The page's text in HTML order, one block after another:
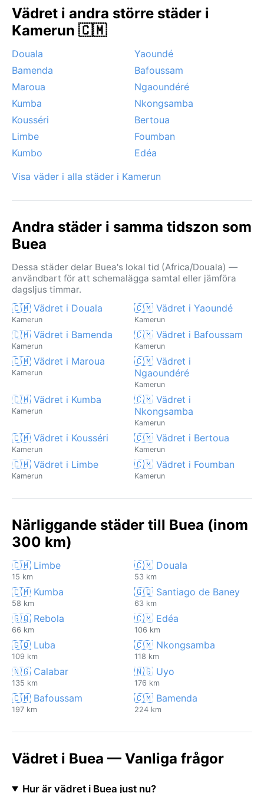
under sommarmånaderna, ofta i kombination med
dimma som rullar in från sidan. Orkaner är mycket
översvämningar i backiga gator.
Vädret i andra större städer i
Kamerun 🇨🇲
Douala
Yaoundé
Bamenda
Bafoussam
Maroua
Ngaoundéré
Kumba
Nkongsamba
Kousséri
Bertoua
Limbe
Foumban
Kumbo
Edéa
Visa väder i alla städer i Kamerun
Andra städer i samma tidszon som
Buea
Dessa städer delar Buea's lokal tid (Africa/Douala) —
användbart för att schemalägga samtal eller jämföra
dagsljus timmar.
🇨🇲 Vädret i Douala
Kamerun
🇨🇲 Vädret i Yaoundé
Kamerun
🇨🇲 Vädret i Bamenda
Kamerun
🇨🇲 Vädret i Bafoussam
Kamerun
🇨🇲 Vädret i Maroua
Kamerun
🇨🇲 Vädret i
Ngaoundéré
Kamerun
🇨🇲 Vädret i Kumba
Kamerun
🇨🇲 Vädret i
Nkongsamba
Kamerun
🇨🇲 Vädret i Kousséri
Kamerun
🇨🇲 Vädret i Bertoua
Kamerun
🇨🇲 Vädret i Limbe
Kamerun
🇨🇲 Vädret i Foumban
Kamerun
Närliggande städer till Buea (inom
300 km)
🇨🇲 Limbe
15 km
🇨🇲 Douala
53 km
🇨🇲 Kumba
58 km
🇬🇶 Santiago de Baney
63 km
🇬🇶 Rebola
66 km
🇨🇲 Edéa
106 km
🇬🇶 Luba
109 km
🇨🇲 Nkongsamba
118 km
🇳🇬 Calabar
135 km
🇳🇬 Uyo
176 km
🇨🇲 Bafoussam
197 km
🇨🇲 Bamenda
224 km
Vädret i Buea — Vanliga frågor
Hur är vädret i Buea just nu?